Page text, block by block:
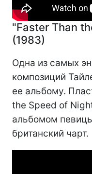
"Faster Than
(1983)
Одна из самых
композиций
ее альбому.
the Speed of
альбомом
британский чарт.